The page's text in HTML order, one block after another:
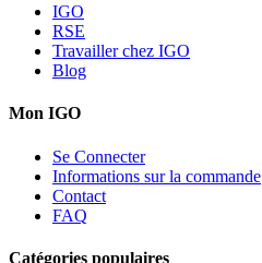
IGO
RSE
Travailler chez IGO
Blog
Mon IGO
Se Connecter
Informations sur la commande
Contact
FAQ
Catégories populaires